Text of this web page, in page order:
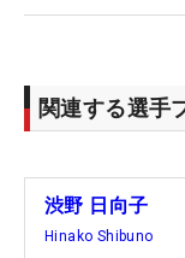
関連する選手
渋野 日向子
Hinako Shibuno